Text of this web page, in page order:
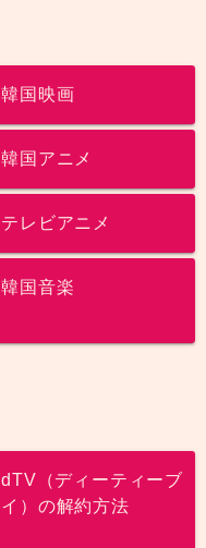
韓国映画
韓国アニメ
テレビアニメ
韓国音楽
dTV（ディーティーブ
イ）の解約方法